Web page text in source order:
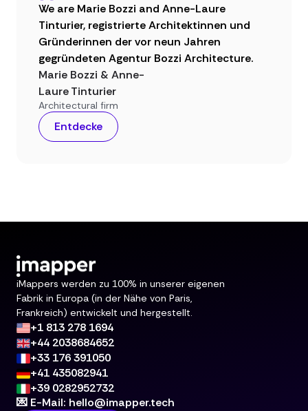
We are Marie Bozzi and Anne-Laure
Tinturier, registrierte Architektinnen und
Gründerinnen der vor neun Jahren
gegründeten Agentur Bozzi Architecture.
Marie Bozzi & Anne-
Laure Tinturier
Architectural firm
Entdecke
iMappers werden zu 100% in unserer eigenen
Fabrik in Europa (in der Nähe von Paris,
Frankreich) entwickelt und hergestellt.
+1 813 278 1694
+44 2038684652
+33 176 391050
+41 435082941
+39 0282952732
💌 E-Mail: hello@imapper.tech